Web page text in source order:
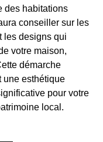
des habitations
conseiller sur les
les designs qui
votre maison,
démarche
une esthétique
pour votre
local.